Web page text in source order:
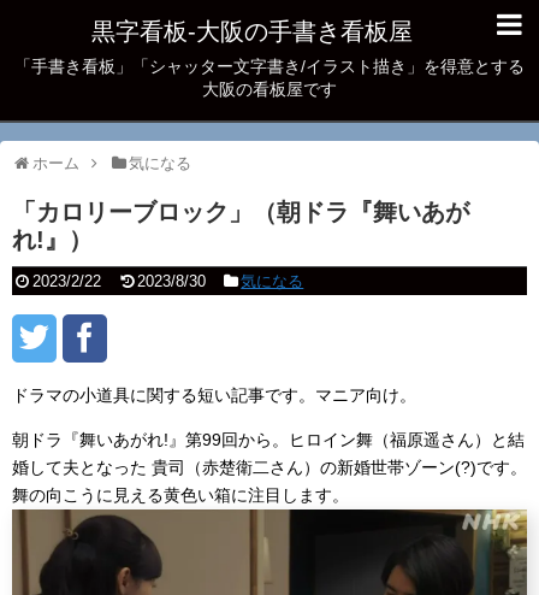
黒字看板‐大阪の手書き看板屋
「手書き看板」「シャッター文字書き/イラスト描き」を得意とする
大阪の看板屋です
ホーム 気になる
「カロリーブロック」（朝ドラ『舞いあが
れ!』）
2023/2/22 2023/8/30 気になる
ドラマの小道具に関する短い記事です。マニア向け。
朝ドラ『舞いあがれ!』第99回から。ヒロイン舞（福原遥さん）と結
婚して夫となった 貴司（赤楚衛二さん）の新婚世帯ゾーン(?)です。
舞の向こうに見える黄色い箱に注目します。